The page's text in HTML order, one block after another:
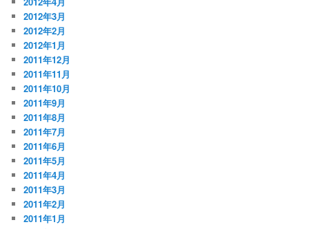
2012年3月
2012年2月
2012年1月
2011年12月
2011年11月
2011年10月
2011年9月
2011年8月
2011年7月
2011年6月
2011年5月
2011年4月
2011年3月
2011年2月
2011年1月